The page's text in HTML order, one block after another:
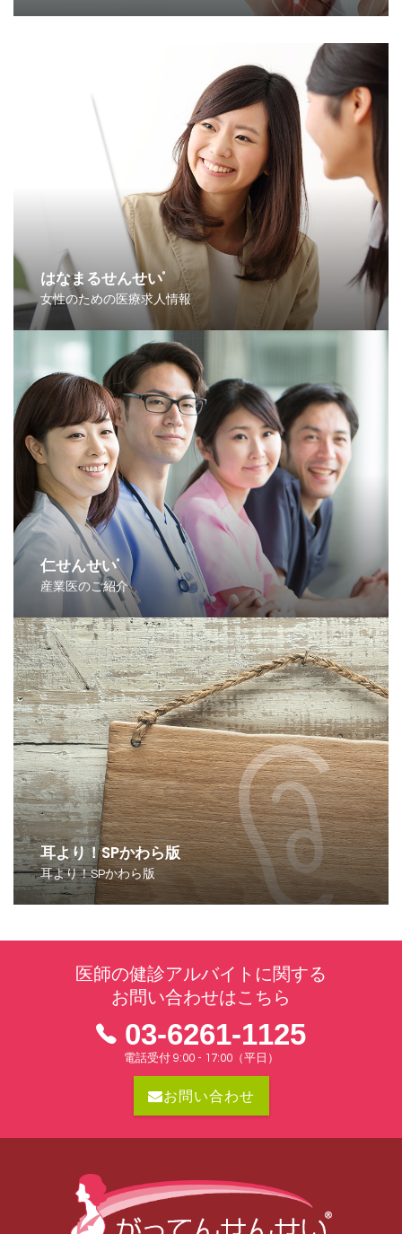
はなまるせんせい®
女性のための医療求人情報
仁せんせい®
産業医のご紹介
耳より！SPかわら版
耳より！SPかわら版
医師の健診アルバイトに関する
お問い合わせはこちら
03-6261-1125
電話受付 9:00 - 17:00（平日）
お問い合わせ